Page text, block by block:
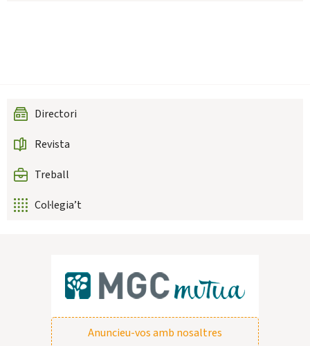
Directori
Revista
Treball
Col·legia’t
Anuncieu-vos amb nosaltres